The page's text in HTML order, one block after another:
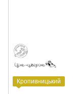
Кропивницький